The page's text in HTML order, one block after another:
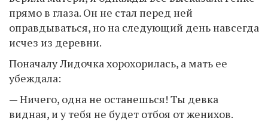
прямо в глаза. Он не стал перед ней
оправдываться, но на следующий день навсегда
исчез из деревни.
Поначалу Лидочка хорохорилась, а мать ее
убеждала:
— Ничего, одна не останешься! Ты девка
видная, и у тебя не будет отбоя от женихов.